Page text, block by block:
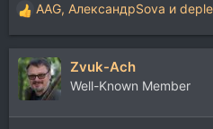
Р
е
а
к
ц
и
и
AAG, АлександрSova и
Zvuk-Ach
Well-Known Member